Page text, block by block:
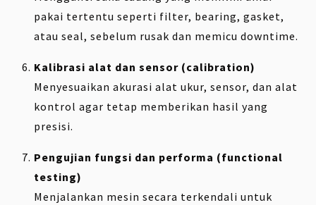
pakai tertentu seperti filter, bearing, gasket,
atau seal, sebelum rusak dan memicu downtime.
Kalibrasi alat dan sensor (calibration)
Menyesuaikan akurasi alat ukur, sensor, dan alat
kontrol agar tetap memberikan hasil yang
presisi.
Pengujian fungsi dan performa (functional
testing)
Menjalankan mesin secara terkendali untuk